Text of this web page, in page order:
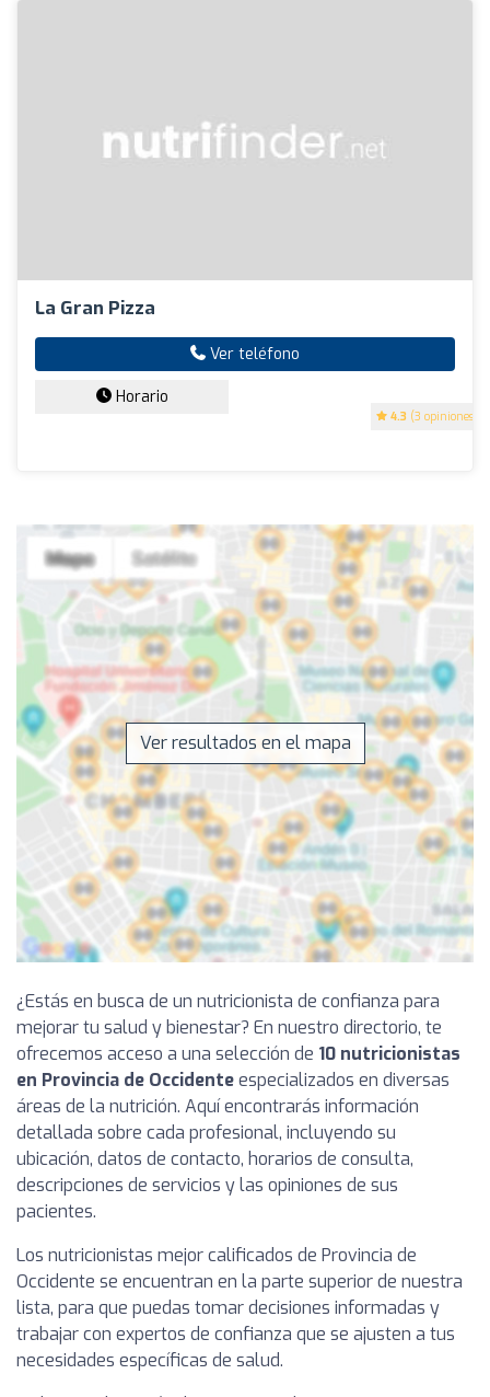
La Gran Pizza
4.3 (3 opiniones)
Ver teléfono
Horario
Ver resultados en el mapa
¿Estás en busca de un nutricionista de confianza para
mejorar tu salud y bienestar? En nuestro directorio, te
ofrecemos acceso a una selección de 10 nutricionistas
en Provincia de Occidenteespecializados en diversas
áreas de la nutrición. Aquí encontrarás información
detallada sobre cada profesional, incluyendo su
ubicación, datos de contacto, horarios de consulta,
descripciones de servicios y las opiniones de sus
pacientes.
Los nutricionistas mejor calificados de Provincia de
Occidente se encuentran en la parte superior de nuestra
lista, para que puedas tomar decisiones informadas y
trabajar con expertos de confianza que se ajusten a tus
necesidades específicas de salud.